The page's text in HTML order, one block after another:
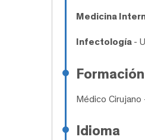
Medicina
Infectología -
Formación
Médico Cirujano
Idioma